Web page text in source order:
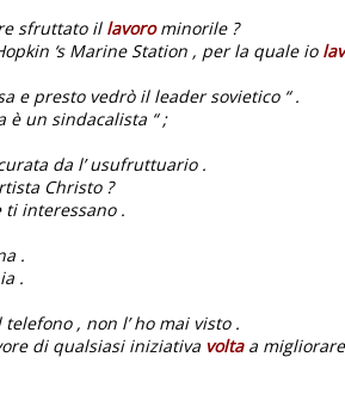
sfruttato il lavorominorile ?
‘s Marine Station , per la quale io
e presto vedrò il leader sovietico “ .
è un sindacalista “ ;
da l’ usufruttuario .
Christo ?
interessano .
.
.
, non l’ ho mai visto .
di qualsiasi iniziativa voltaa